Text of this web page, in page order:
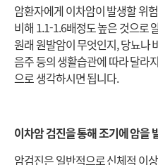
암환자에게 이차암이 발생할 위
비해 1.1-1.6배정도 높은 것으로
원래 원발암이 무엇인지, 당뇨나
음주 등의 생활습관에 따라 달라
으로 생각하시면 됩니다.
이차암 검진을 통해 조기에 암을
암검진은 일반적으로 신체적 이